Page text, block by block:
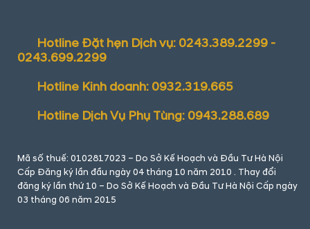
Hotline Đặt hẹn Dịch vụ: 0243.389.2299 -
0243.699.2299
Hotline Kinh doanh: 0932.319.665
Hotline Dịch Vụ Phụ Tùng: 0943.288.689
Mã số thuế: 0102817023 – Do Sở Kế Hoạch và Đầu Tư Hà Nội
Cấp Đăng ký lần đầu ngày 04 tháng 10 năm 2010 . Thay đổi
đăng ký lần thứ 10 – Do Sở Kế Hoạch và Đầu Tư Hà Nội Cấp ngày
03 tháng 06 năm 2015